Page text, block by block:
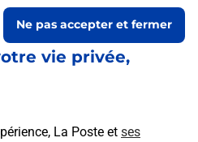
vie privée,
La Poste et ses
Ne pas accepter et fermer